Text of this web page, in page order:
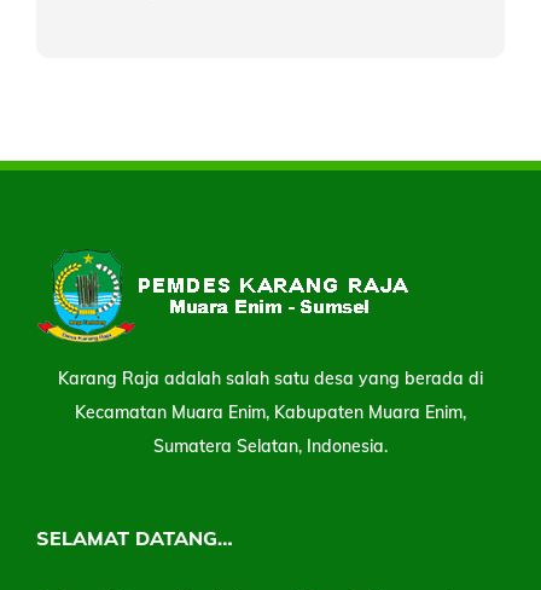
Karang Raja adalah salah satu desa yang berada di
Kecamatan Muara Enim, Kabupaten Muara Enim,
Sumatera Selatan, Indonesia.
SELAMAT DATANG…